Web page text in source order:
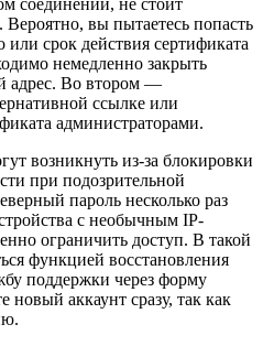
соединении, не стоит
вы пытаетесь попасть
или срок действия сертификата
немедленно закрыть
адрес. Во втором —
ссылке или
администраторами.
возникнуть из-за блокировки
при подозрительной
пароль несколько раз
с необычным IP-
ограничить доступ. В такой
функцией восстановления
поддержки через форму
новый аккаунт сразу, так как